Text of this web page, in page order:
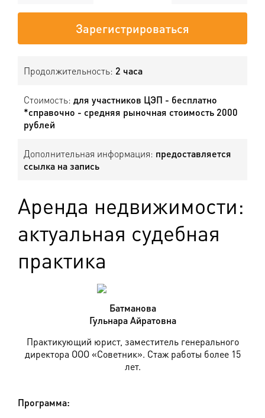
Зарегистрироваться
Продолжительность: 2 часа
Стоимость: для участников ЦЭП - бесплатно
*справочно - средняя рыночная стоимость 2000
рублей
Дополнительная информация: предоставляется
ссылка на запись
Аренда недвижимости:
актуальная судебная
практика
Батманова
Гульнара Айратовна
Практикующий юрист, заместитель генерального
директора ООО «Советник». Стаж работы более 15
лет.
Программа: